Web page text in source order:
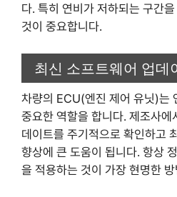
다. 특히 연비가 저하되는 구간
것이 중요합니다.
최신 소프트웨어 업데
차량의 ECU(엔진 제어 유닛)는
중요한 역할을 합니다. 제조사에
데이트를 주기적으로 확인하고
향상에 큰 도움이 됩니다. 항상
을 적용하는 것이 가장 현명한